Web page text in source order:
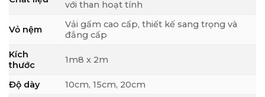
với than hoạt tính
Vỏ nệm
Vải gấm cao cấp, thiết kế sang trọng và
đẳng cấp
Kích
thước
1m8 x 2m
Độ dày
10cm, 15cm, 20cm